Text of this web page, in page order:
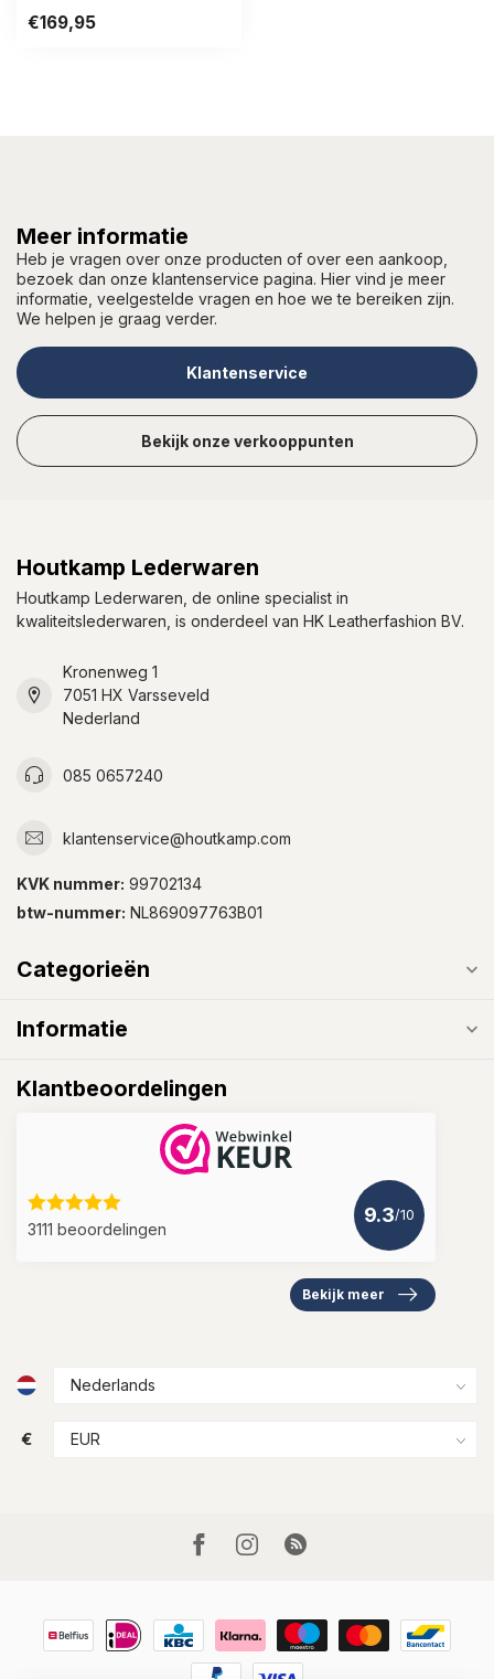
€169,95
Meer informatie
Heb je vragen over onze producten of over een aankoop,
bezoek dan onze klantenservice pagina. Hier vind je meer
informatie, veelgestelde vragen en hoe we te bereiken zijn.
We helpen je graag verder.
Klantenservice
Bekijk onze verkooppunten
Houtkamp Lederwaren
Houtkamp Lederwaren, de online specialist in
kwaliteitslederwaren, is onderdeel van HK Leatherfashion BV.
Kronenweg 1
7051 HX Varsseveld
Nederland
085 0657240
klantenservice@houtkamp.com
KVK nummer: 99702134
btw-nummer: NL869097763B01
Categorieën
Informatie
Klantbeoordelingen
3111 beoordelingen
9.3/10
Bekijk meer
€